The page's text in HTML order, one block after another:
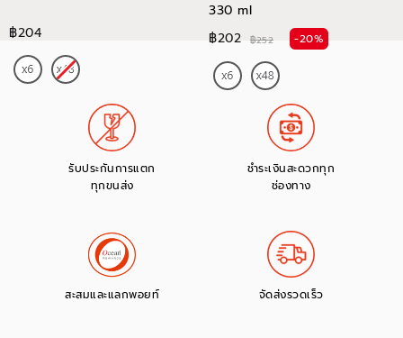
฿204
330 ml
฿202
฿252 -20%
รับประกันการแตก
ทุกขนส่ง
ชำระเงินสะดวกทุก
ช่องทาง
สะสมและแลกพอยท์ จัดส่งรวดเร็ว